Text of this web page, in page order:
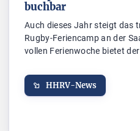
buchbar
Auch dieses Jahr steigt das
Rugby-Feriencamp an der
vollen Ferienwoche bietet
HHRV-News